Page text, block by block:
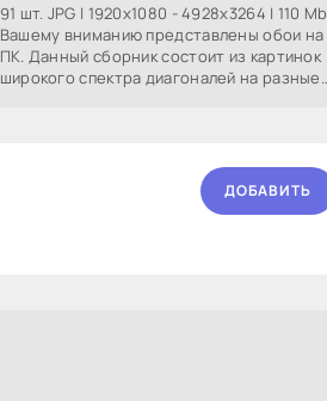
91 шт. JPG | 1920x1080 - 4928x3264 | 110 Mb
Вашему вниманию представлены обои на
ПК. Данный сборник состоит из картинок
широкого спектра диагоналей на разные
ДОБАВИТЬ